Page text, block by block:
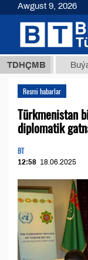
TDHÇMBBuýan
Resmi habarlar
Türkmenistan
diplomatik
BT
12:58 18.06.2025
Awgust 9, 2026